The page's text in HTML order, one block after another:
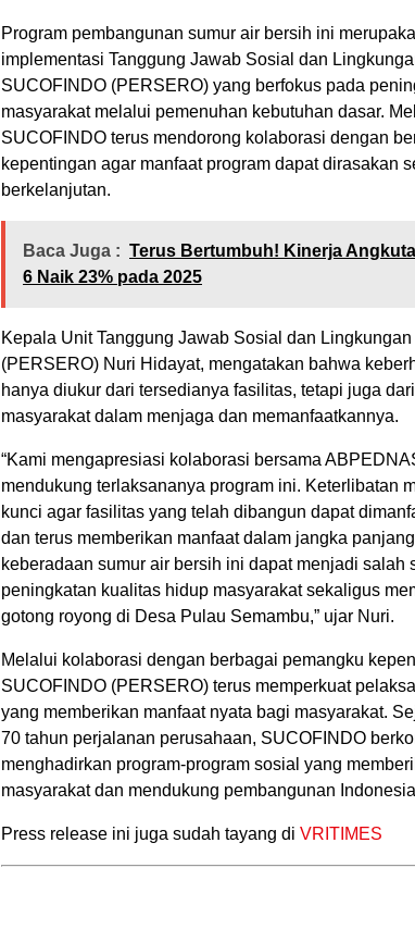
Program pembangunan sumur air bersih ini
implementasi Tanggung Jawab Sosial dan
SUCOFINDO (PERSERO) yang berfokus pada
masyarakat melalui pemenuhan kebutuhan dasar.
SUCOFINDO terus mendorong kolaborasi dengan
kepentingan agar manfaat program dapat dirasakan
berkelanjutan.
Baca Juga : Terus Bertumbuh! Kinerja
6 Naik 23% pada 2025
Kepala Unit Tanggung Jawab Sosial dan
(PERSERO) Nuri Hidayat, mengatakan bahwa
hanya diukur dari tersedianya fasilitas, tetapi juga
masyarakat dalam menjaga dan memanfaatkannya.
“Kami mengapresiasi kolaborasi bersama
mendukung terlaksananya program ini. Keterlibatan
kunci agar fasilitas yang telah dibangun dapat
dan terus memberikan manfaat dalam jangka
keberadaan sumur air bersih ini dapat menjadi salah
peningkatan kualitas hidup masyarakat sekaligus
gotong royong di Desa Pulau Semambu,” ujar Nuri.
Melalui kolaborasi dengan berbagai pemangku
SUCOFINDO (PERSERO) terus memperkuat
yang memberikan manfaat nyata bagi masyarakat.
70 tahun perjalanan perusahaan, SUCOFINDO
menghadirkan program-program sosial yang
masyarakat dan mendukung pembangunan
Press release ini juga sudah tayang di VRITIMES